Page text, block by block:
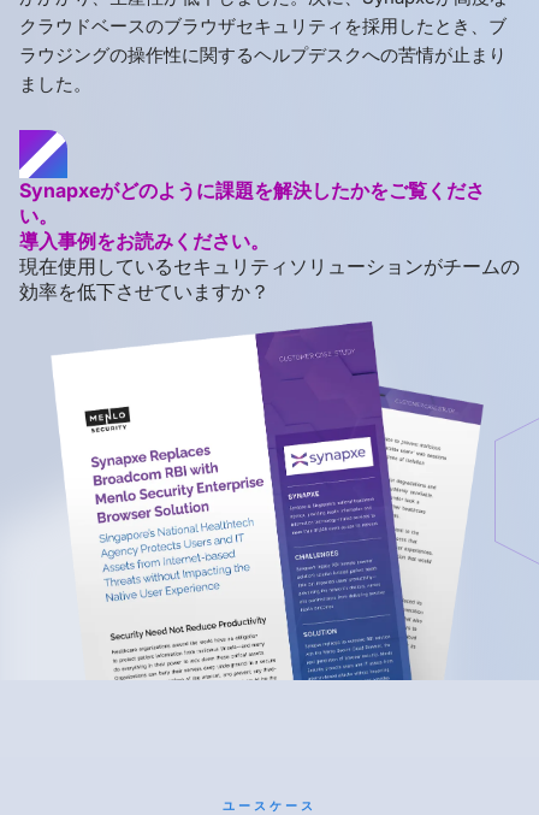
クラウドベースのブラウザセキュリティを採用したとき、ブ
ラウジングの操作性に関するヘルプデスクへの苦情が止まり
ました。
Synapxeがどのように課題を解決したかをご覧くださ
い。
導入事例をお読みください。
現在使用しているセキュリティソリューションがチームの
効率を低下させていますか？
ユースケース